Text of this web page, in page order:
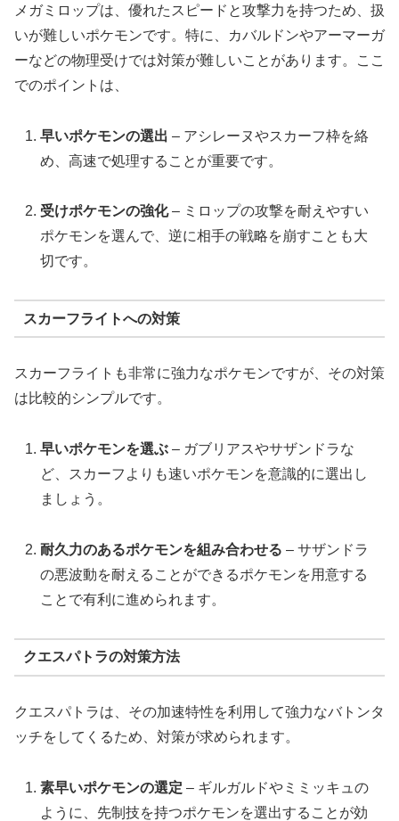
メガミロップは、優れたスピードと攻撃力を持つため、扱
いが難しいポケモンです。特に、カバルドンやアーマーガ
ーなどの物理受けでは対策が難しいことがあります。ここ
でのポイントは、
早いポケモンの選出 – アシレーヌやスカーフ枠を絡
め、高速で処理することが重要です。
受けポケモンの強化– ミロップの攻撃を耐えやすい
ポケモンを選んで、逆に相手の戦略を崩すことも大
切です。
スカーフライトへの対策
スカーフライトも非常に強力なポケモンですが、その対策
は比較的シンプルです。
早いポケモンを選ぶ – ガブリアスやサザンドラな
ど、スカーフよりも速いポケモンを意識的に選出し
ましょう。
耐久力のあるポケモンを組み合わせる – サザンドラ
の悪波動を耐えることができるポケモンを用意する
ことで有利に進められます。
クエスパトラの対策方法
クエスパトラは、その加速特性を利用して強力なバトンタ
ッチをしてくるため、対策が求められます。
素早いポケモンの選定 – ギルガルドやミミッキュの
ように、先制技を持つポケモンを選出することが効